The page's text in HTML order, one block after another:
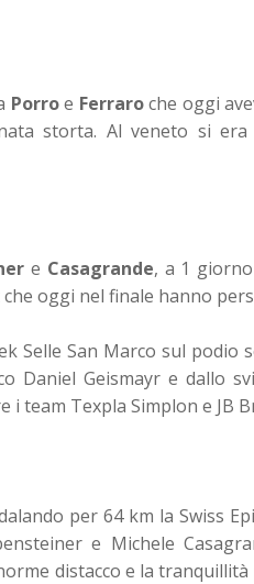
Porroe Ferraroche oggi
storta. Al veneto si
e Casagrande, a 1
che oggi nel finale hanno
Selle San Marco sul
Daniel Geismayr e dallo
i team Texpla Simplon e JB
per 64 km la Swiss
e Michele
distacco e la